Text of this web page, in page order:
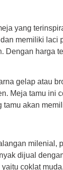
yang
memiliki laci
Dengan harga
gelap atau
Meja tamu ini
akan
milenial,
dijual
coklat muda.